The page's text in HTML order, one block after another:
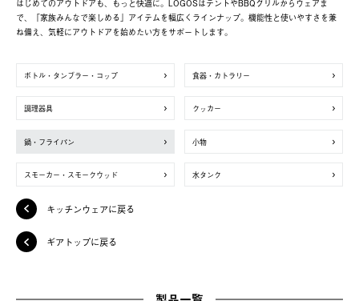
はじめてのアウトドアも、もっと快適に。LOGOSはテントやBBQグリルからウェアま
で、「家族みんなで楽しめる」アイテムを幅広くラインナップ。機能性と使いやすさを兼
ね備え、気軽にアウトドアを始めたい方をサポートします。
ボトル・タンブラー・コップ 食器・カトラリー
調理器具 クッカー
鍋・フライパン 小物
スモーカー・スモークウッド 水タンク
キッチンウェアに戻る
ギアトップに戻る